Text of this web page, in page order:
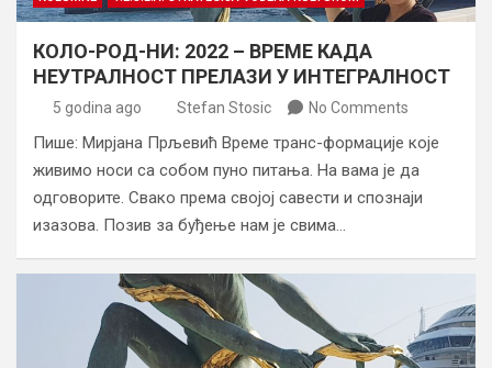
КОЛО-РОД-НИ: 2022 – ВРЕМЕ КАДА
НЕУТРАЛНОСТ ПРЕЛАЗИ У ИНТЕГРАЛНОСТ
5 godina ago Stefan Stosic No Comments
Пише: Мирјана Прљевић Време транс-формације које
живимо носи са собом пуно питања. На вама је да
одговорите. Свако према својој савести и спознаји
изазова. Позив за буђење нам је свима…